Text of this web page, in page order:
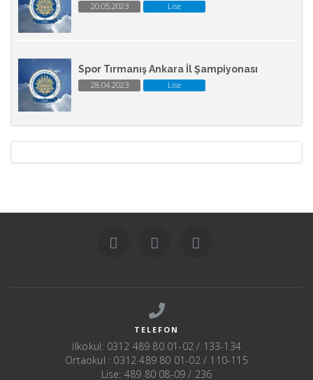
20.05.2023 Lise
Spor Tırmanış Ankara İl Şampiyonası
28.04.2023 Lise
TELEFON
İlkokul: 0312 489 80 01-02 / 133-134
Ortaokul : 0312 489 80 01-02 / 110-115
Lise: 489 80 08-09 / 236